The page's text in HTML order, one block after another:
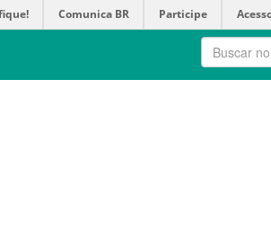
Comunica BR Participe